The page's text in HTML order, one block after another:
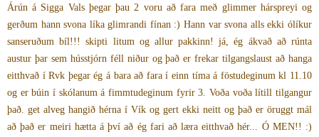
Árún á Sigga Vals þegar þau 2 voru að fara með glimmer hárspreyi og
gerðum hann svona líka glimrandi fínan :) Hann var svona alls ekki ólíkur
sanseruðum bíl!!! skipti litum og allur pakkinn! já, ég ákvað að rúnta
austur þar sem hússtjórn féll niður og það er frekar tilgangslaust að hanga
eitthvað í Rvk þegar ég á bara að fara í einn tíma á föstudeginum kl 11.10
og er búin í skólanum á fimmtudeginum fyrir 3. Voða voða lítill tilgangur
það. get alveg hangið hérna í Vík og gert ekki neitt og það er öruggt mál
að það er meiri hætta á því að ég fari að læra eitthvað hér... Ó MEN!! :)